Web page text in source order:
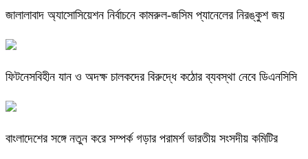
জালালাবাদ অ্যাসোসিয়েশন নির্বাচনে কামরুল-জসিম প্যানেলের নিরঙ্কুশ জয়
ফিটনেসবিহীন যান ও অদক্ষ চালকদের বিরুদ্ধে কঠোর ব্যবস্থা নেবে ডিএনসিসি
বাংলাদেশের সঙ্গে নতুন করে সম্পর্ক গড়ার পরামর্শ ভারতীয় সংসদীয় কমিটির